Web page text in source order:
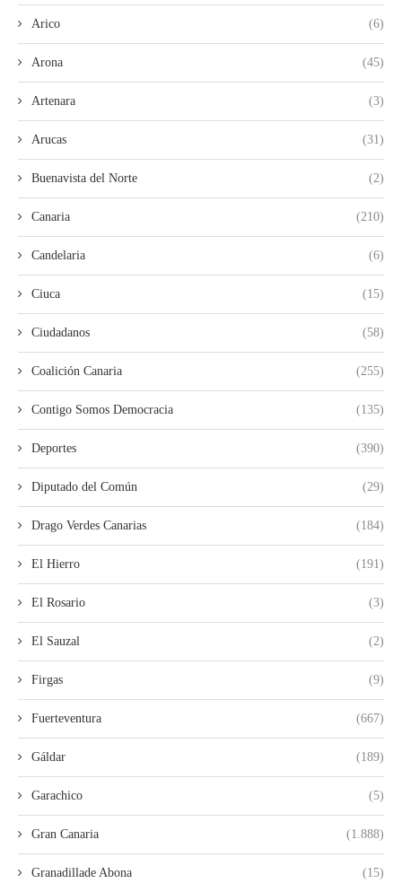
Arico (6)
Arona (45)
Artenara (3)
Arucas (31)
Buenavista del Norte (2)
Canaria (210)
Candelaria (6)
Ciuca (15)
Ciudadanos (58)
Coalición Canaria (255)
Contigo Somos Democracia (135)
Deportes (390)
Diputado del Común (29)
Drago Verdes Canarias (184)
El Hierro (191)
El Rosario (3)
El Sauzal (2)
Firgas (9)
Fuerteventura (667)
Gáldar (189)
Garachico (5)
Gran Canaria (1.888)
Granadillade Abona (15)